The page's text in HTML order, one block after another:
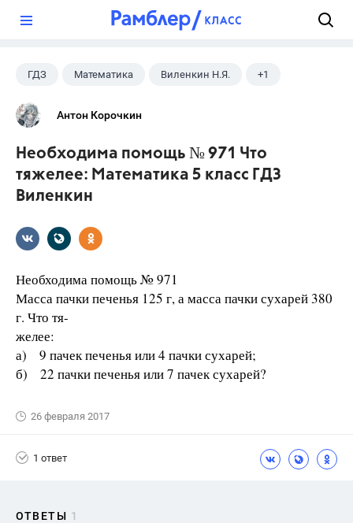
ГДЗ Математика Виленкин Н.Я. +1
5 класс
Антон Корочкин
Необходима помощь № 971 Что
тяжелее: Математика 5 класс ГДЗ
Виленкин
Необходима помощь № 971
Масса пачки печенья 125 г, а масса пачки сухарей 380
г. Что тя-
желее:
а) 9 пачек печенья или 4 пачки сухарей;
б) 22 пачки печенья или 7 пачек сухарей?
26 февраля 2017
1 ответ
ОТВЕТЫ 1